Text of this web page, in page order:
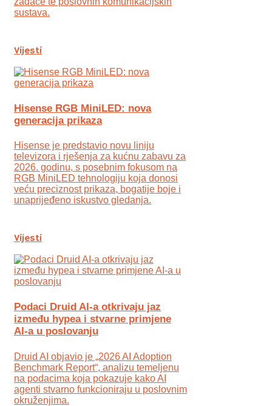
sustava.
Vijesti
Hisense RGB MiniLED: nova
generacija prikaza
Hisense je predstavio novu liniju
televizora i rješenja za kućnu zabavu za
2026. godinu, s posebnim fokusom na
RGB MiniLED tehnologiju koja donosi
veću preciznost prikaza, bogatije boje i
unaprijeđeno iskustvo gledanja.
Vijesti
Podaci Druid AI-a otkrivaju jaz
između hypea i stvarne primjene
AI-a u poslovanju
Druid AI objavio je „2026 AI Adoption
Benchmark Report“, analizu temeljenu
na podacima koja pokazuje kako AI
agenti stvarno funkcioniraju u poslovnim
okruženjima.